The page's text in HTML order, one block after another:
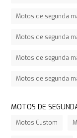
Motos de segunda
Motos de segunda
Motos de segunda
Motos de segunda
MOTOS DE
Motos Custom